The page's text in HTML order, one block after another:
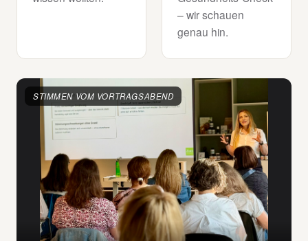
– wir schauen
genau hin.
STIMMEN VOM VORTRAGSABEND